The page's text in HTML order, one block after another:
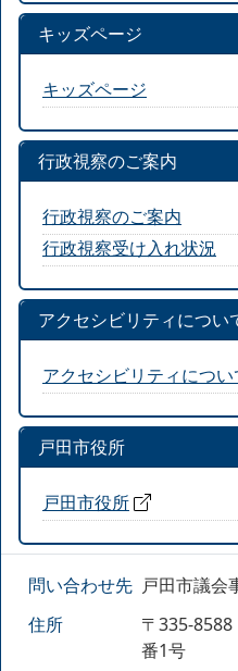
キッズページ
キッズページ
行政視察のご案内
行政視察のご案内
行政視察受け入れ状況
アクセシビリティについ
アクセシビリティについ
戸田市役所
戸田市役所
問い合わせ先 戸田市議会
住所
〒335-
番1号